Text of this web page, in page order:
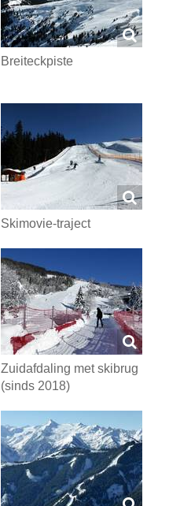
Breiteckpiste
Skimovie-traject
Zuidafdaling met skibrug
(sinds 2018)